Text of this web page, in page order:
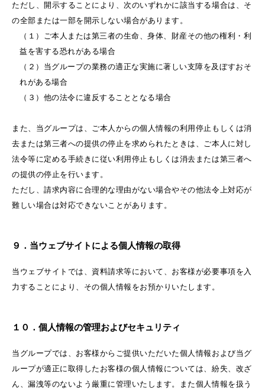
ただし、開示することにより、次のいずれかに該当する場合は、そ
の全部または一部を開示しない場合があります。
（１）ご本人または第三者の生命、身体、財産その他の権利・利
益を害する恐れがある場合
（２）当グループの業務の適正な実施に著しい支障を及ぼすおそ
れがある場合
（３）他の法令に違反することとなる場合
また、当グループは、ご本人からの個人情報の利用停止もしくは消
去または第三者への提供の停止を求められたときは、ご本人に対し
法令等に定める手続きに従い利用停止もしくは消去または第三者へ
の提供の停止を行います。
ただし、請求内容に合理的な理由がない場合やその他法令上対応が
難しい場合は対応できないことがあります。
９．当ウェブサイトによる個人情報の取得
当ウェブサイトでは、資料請求等において、お客様が必要事項を入
力することにより、その個人情報をお預かりいたします。
１０．個人情報の管理およびセキュリティ
当グループでは、お客様からご提供いただいた個人情報および当グ
ループが適正に取得したお客様の個人情報については、紛失、改ざ
ん、漏洩等のないよう厳重に管理いたします。また個人情報を扱う